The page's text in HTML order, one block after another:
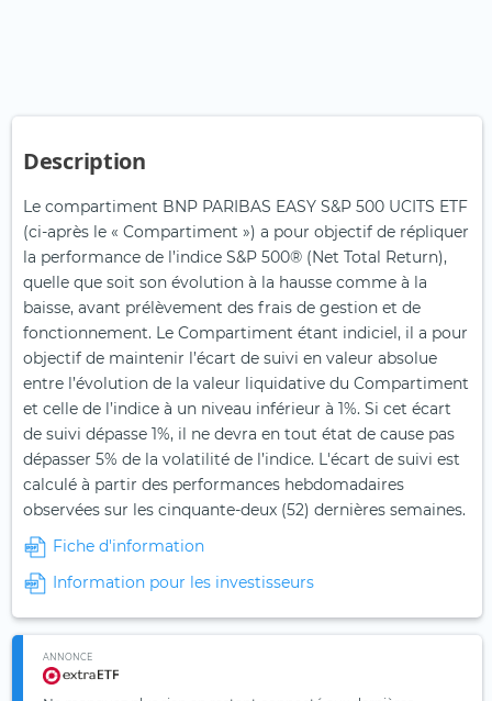
Description
Le compartiment BNP PARIBAS EASY S&P 500 UCITS ETF
(ci-après le « Compartiment ») a pour objectif de répliquer
la performance de l’indice S&P 500® (Net Total Return),
quelle que soit son évolution à la hausse comme à la
baisse, avant prélèvement des frais de gestion et de
fonctionnement. Le Compartiment étant indiciel, il a pour
objectif de maintenir l’écart de suivi en valeur absolue
entre l’évolution de la valeur liquidative du Compartiment
et celle de l’indice à un niveau inférieur à 1%. Si cet écart
de suivi dépasse 1%, il ne devra en tout état de cause pas
dépasser 5% de la volatilité de l’indice. L'écart de suivi est
calculé à partir des performances hebdomadaires
observées sur les cinquante-deux (52) dernières semaines.
Fiche d'information
Information pour les investisseurs
ANNONCE